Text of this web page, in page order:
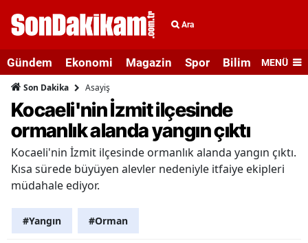
Ara
Gündem Ekonomi Magazin Spor Bilim veMENÜ
Son Dakika Asayiş
Kocaeli'nin İzmit ilçesinde
ormanlık alanda yangın çıktı
Kocaeli'nin İzmit ilçesinde ormanlık alanda yangın çıktı.
Kısa sürede büyüyen alevler nedeniyle itfaiye ekipleri
müdahale ediyor.
#Yangın #Orman